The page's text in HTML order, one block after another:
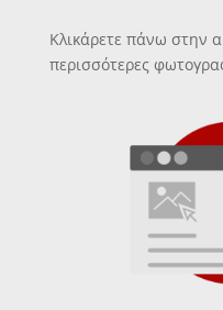
Κλικάρετε πάνω στην
περισσότερες